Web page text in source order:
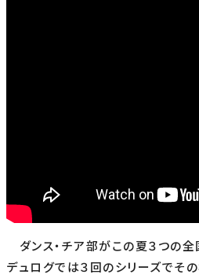
ダンス・チア部がこの夏３つの
デュログでは３回のシリーズでそ